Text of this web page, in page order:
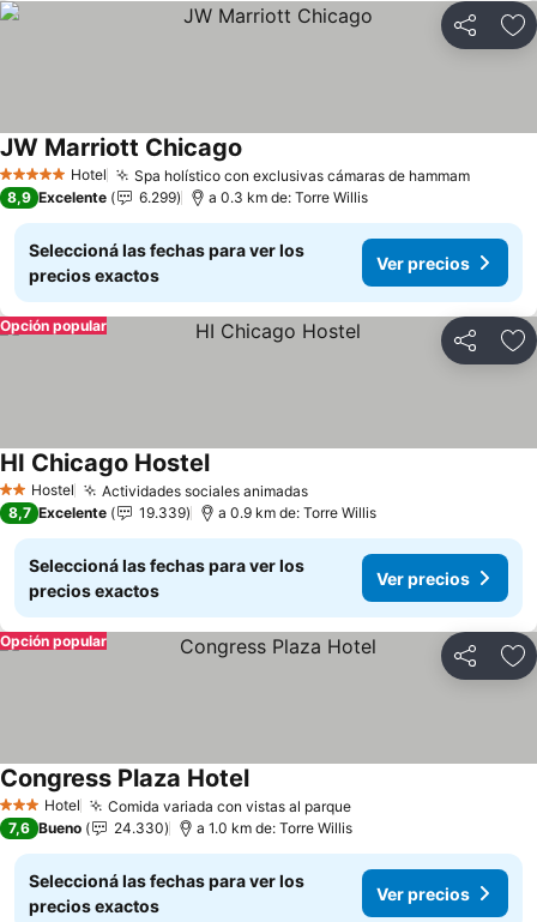
Compartir
5 Estrellas Hotel Spa holístico con exclusivas cámaras de hammam
JW Marriott Chicago
8,9 Excelente 6.299 a 0.3 km de: Torre Willis
Seleccioná las fechas para ver los
precios exactos
Ver precios
Compartir
Opción popular
2 Estrellas
Hostel Actividades sociales animadas
HI Chicago Hostel
8,7 Excelente 19.339 a 0.9 km de: Torre Willis
Seleccioná las fechas para ver los
precios exactos
Ver precios
Compartir
Opción popular
3 Estrellas
Hotel Comida variada con vistas al parque
Congress Plaza Hotel
7,6 Bueno 24.330 a 1.0 km de: Torre Willis
Seleccioná las fechas para ver los
precios exactos
Ver precios